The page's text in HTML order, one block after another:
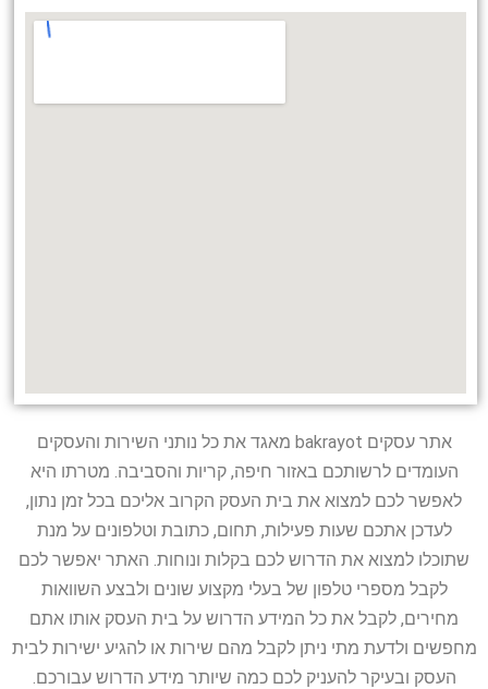
אתר עסקים bakrayot מאגד את כל נותני השירות והעסקים
העומדים לרשותכם באזור חיפה, קריות והסביבה. מטרתו היא
לאפשר לכם למצוא את בית העסק הקרוב אליכם בכל זמן נתון,
לעדכן אתכם שעות פעילות, תחום, כתובת וטלפונים על מנת
שתוכלו למצוא את הדרוש לכם בקלות ונוחות. האתר יאפשר לכם
לקבל מספרי טלפון של בעלי מקצוע שונים ולבצע השוואות
מחירים, לקבל את כל המידע הדרוש על בית העסק אותו אתם
מחפשים ולדעת מתי ניתן לקבל מהם שירות או להגיע ישירות לבית
העסק ובעיקר להעניק לכם כמה שיותר מידע הדרוש עבורכם.